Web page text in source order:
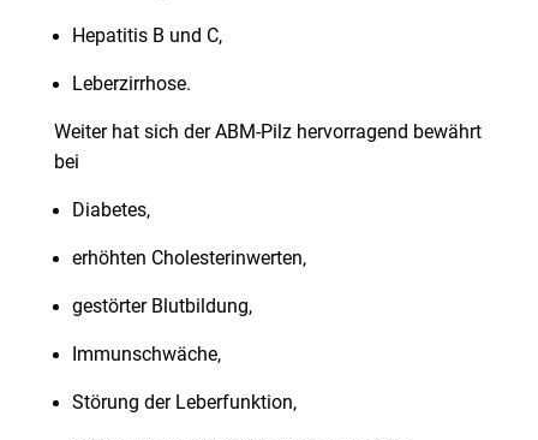
Hepatitis B und C,
Leberzirrhose.
Weiter hat sich der ABM-Pilz hervorragend bewährt
bei
Diabetes,
erhöhten Cholesterinwerten,
gestörter Blutbildung,
Immunschwäche,
Störung der Leberfunktion,